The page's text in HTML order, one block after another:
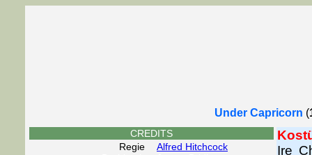
Under Capricorn (
CREDITS
Regie
Alfred Hitchcock
Ire